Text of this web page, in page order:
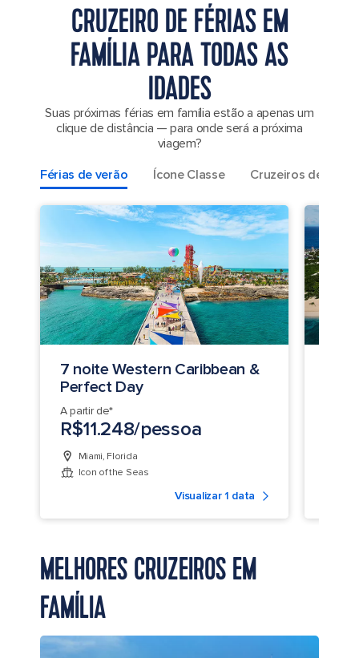
CRUZEIRO DE FÉRIAS EM
FAMÍLIA PARA TODAS AS
IDADES
Suas próximas férias em família estão a apenas um
clique de distância — para onde será a próxima
viagem?
Férias de verão
Ícone Classe Cruzeiros de fim
7 noite Western Caribbean &
Perfect Day
A partir de*
R$11.248/pessoa
Miami, Florida
Icon of the Seas
Visualizar 1 data
MELHORES CRUZEIROS EM
FAMÍLIA